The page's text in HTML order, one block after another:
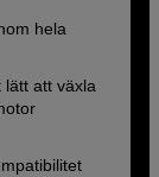
hela
lätt att växla